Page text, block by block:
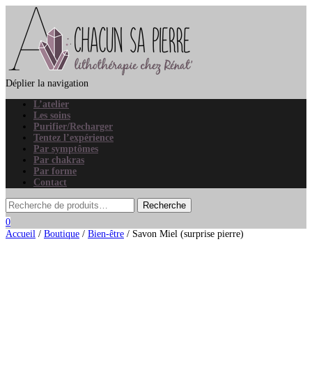
Déplier la navigation
L’atelier
Les soins
Purifier/Recharger
Tentez l’expérience
Par symptômes
Par chakras
Par forme
Contact
0
Accueil / Boutique / Bien-être / Savon Miel (surprise pierre)